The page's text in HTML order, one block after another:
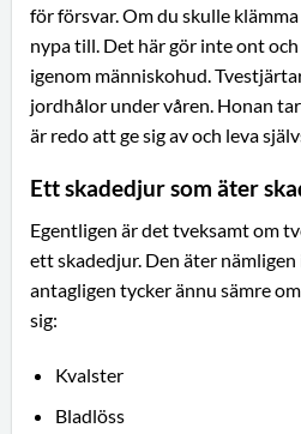
för försvar. Om du skulle
nypa till. Det här gör inte ont
igenom människohud.
jordhålor under våren. Honan
är redo att ge sig av och leva
Ett skadedjur som äter
Egentligen är det tveksamt om
ett skadedjur. Den äter
antagligen tycker ännu sämre
sig:
Kvalster
Bladlöss